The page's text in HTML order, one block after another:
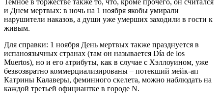
и Днем мертвых: в ночь на 1 ноября якобы умирали
нарушители наказов, а души уже умерших заходили в гости к
живым.
Для справки: 1 ноября День мертвых также празднуется в
испаноязычных странах (там он называется Día de los
Muertos), но и его атрибуты, как в случае с Хэллоуином, уже
безвозвратно коммерциализированы – потекший мейк-ап
Катрины Калаверы, феминного скелета, можно наблюдать на
каждой третьей официантке в городе N.